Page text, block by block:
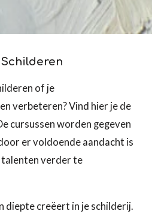
Schilderen
of je
verbeteren? Vind hier je de
cursussen worden gegeven
er voldoende aandacht is
talenten verder te
diepte creëert in je schilderij.